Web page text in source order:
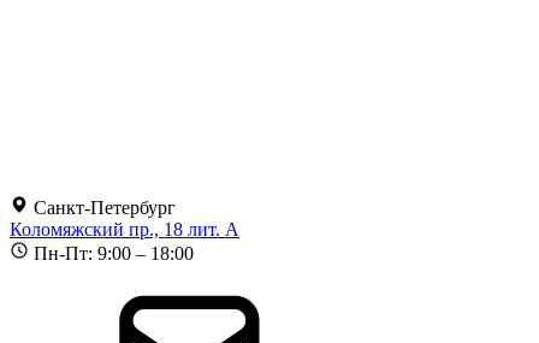
Санкт-Петербург
Коломяжский пр., 18 лит. А
Пн-Пт: 9:00 – 18:00